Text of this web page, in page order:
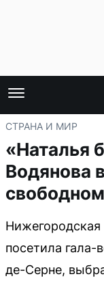
СТРАНА И МИР
«Наталья
Водянова
посетила гала-
де-Серне,